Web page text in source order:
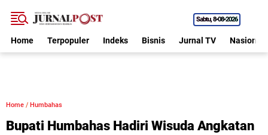
Sabtu 8•08•2026
Home Terpopuler Indeks Bisnis Jurnal TV Nasional
Home / Humbahas
Bupati Humbahas Hadiri Wisuda Angkatan